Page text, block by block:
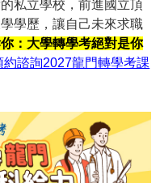
私立學校，前進國立頂
學歷，讓自己未來求職
：大學轉學考絕對是你
約諮詢2027龍門轉學考課